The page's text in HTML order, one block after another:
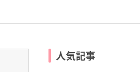
人気記事